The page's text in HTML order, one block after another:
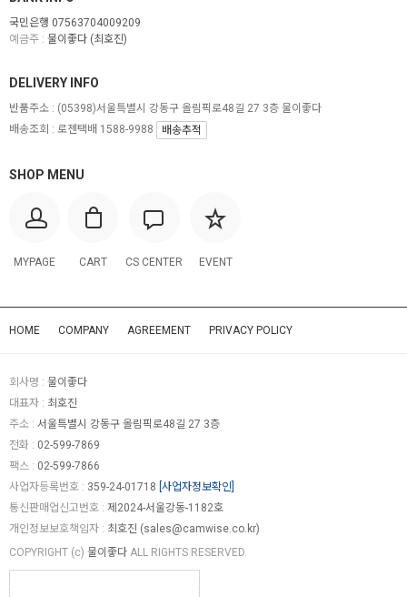
국민은행 07563704009209
예금주 : 물이좋다 (최호진)
SHOP MENU
MYPAGE CART CS CENTER EVENT
DELIVERY INFO
반품주소 : (05398)서울특별시 강동구 올림픽로48길 27 3층 물이좋다
배송조회 : 로젠택배 1588-9988
배송추적
HOME COMPANY AGREEMENT PRIVACY POLICY
회사명 : 물이좋다
대표자 : 최호진
주소 : 서울특별시 강동구 올림픽로48길 27 3층
전화 : 02-599-7869
팩스 : 02-599-7866
사업자등록번호 : 359-24-01718 [사업자정보확인]
통신판매업신고번호 : 제2024-서울강동-1182호
개인정보보호책임자 : 최호진 (sales@camwise.co.kr)
COPYRIGHT (c) 물이좋다 ALL RIGHTS RESERVED.